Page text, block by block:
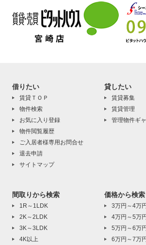
借りたい
賃貸ＴＯＰ
物件検索
お気に入り登録
物件閲覧履歴
ご入居者様専用お問合せ
退去申請
サイトマップ
貸したい
賃貸募集
賃貸管理
管理物件ギ
間取りから検索
1R～1LDK
2K～2LDK
3K～3LDK
4K以上
価格から検索
3万円～4万
4万円～5万
5万円～6万
6万円～7万